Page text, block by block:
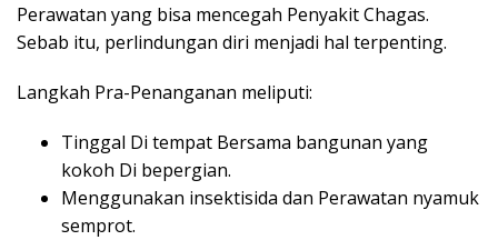
Perawatan yang bisa mencegah Penyakit Chagas.
Sebab itu, perlindungan diri menjadi hal terpenting.
Langkah Pra-Penanganan meliputi:
Tinggal Di tempat Bersama bangunan yang
kokoh Di bepergian.
Menggunakan insektisida dan Perawatan nyamuk
semprot.